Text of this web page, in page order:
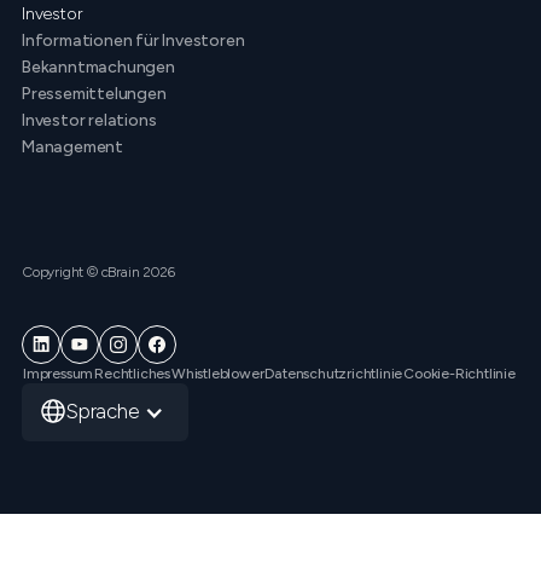
Investor
Informationen für Investoren
Bekanntmachungen
Pressemittelungen
Investor relations
Management
Copyright © cBrain 2026
Impressum RechtlichesWhistleblowerDatenschutzrichtlinieCookie-Richtlinie
Sprache